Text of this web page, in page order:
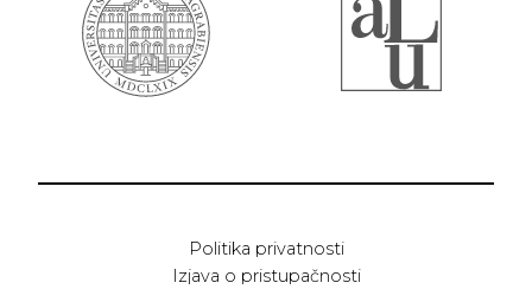
Politika privatnosti
Izjava o pristupačnosti